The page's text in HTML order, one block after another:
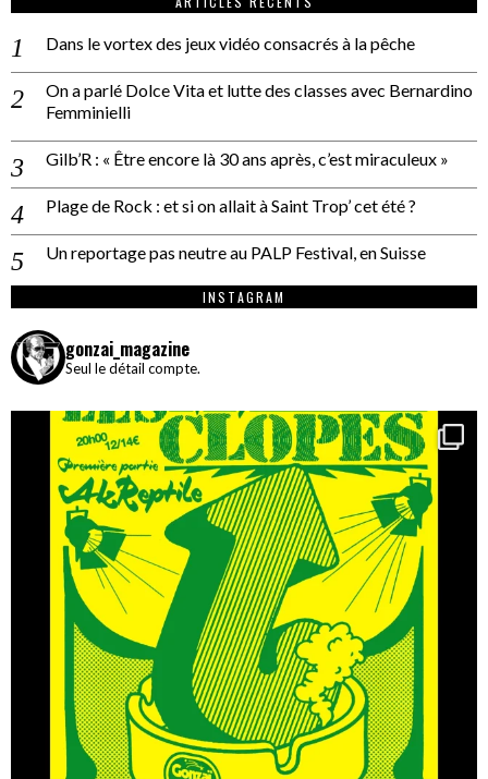
Dans le vortex des jeux vidéo consacrés à la pêche
On a parlé Dolce Vita et lutte des classes avec Bernardino
Femminielli
Gilb’R : « Être encore là 30 ans après, c’est miraculeux »
Plage de Rock : et si on allait à Saint Trop’ cet été ?
Un reportage pas neutre au PALP Festival, en Suisse
INSTAGRAM
gonzai_magazine
Seul le détail compte.